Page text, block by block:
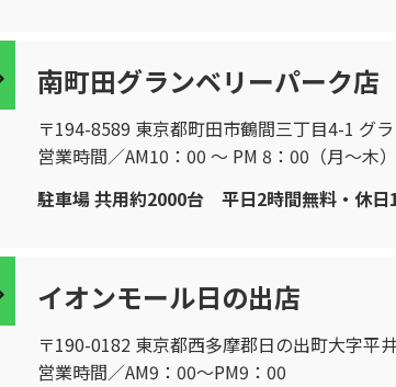
南町田グランベリーパーク店
〒194-8589 東京都町田市鶴間三丁目4-1
営業時間／AM10：00 〜 PM 8：00（月〜木
駐車場 共用約2000台 平日2時間無料・休
イオンモール日の出店
〒190-0182 東京都西多摩郡日の出町大字
営業時間／AM9：00〜PM9：00